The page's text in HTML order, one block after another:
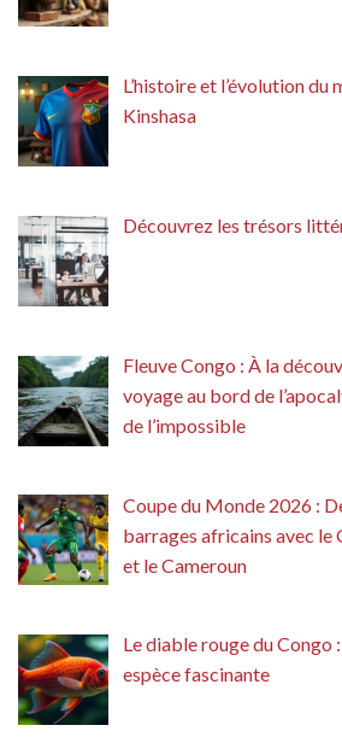
L’histoire et l’évolution du
Kinshasa
Découvrez les trésors
Fleuve Congo : À la
voyage au bord de
de l’impossible
Coupe du Monde 2026 :
barrages africains avec le
et le Cameroun
Le diable rouge du Congo
espèce fascinante